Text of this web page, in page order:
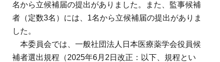
名から立候補届の提出がありました。また、監事候補
者（定数3名）には、 1名から立候補届の提出がありま
した。
本委員会では、一般社団法人日本医療薬学会役員候
補者選出規程（2025年6月 2 日改正：以下、規程とい